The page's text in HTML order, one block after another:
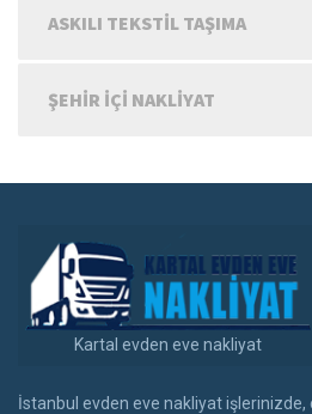
ASKILI TEKSTIL TAŞIMA
ŞEHIR IÇI NAKLIYAT
Kartal evden eve nakliyat
İstanbul evden eve nakliyat işlerinizde,